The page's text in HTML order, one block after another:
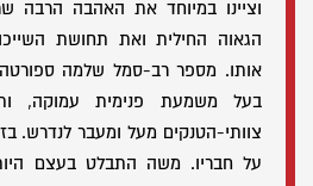
וציינו במיוחד את האהבה הרבה
הגאוה החילית ואת תחושת
אותו. מספר רב-סמל שלמה
בעל משמעת פנימית עמוקה,
צוותי-הטנקים מעל ומעבר לנדרש.
על חבריו. משה התבלט בעצם